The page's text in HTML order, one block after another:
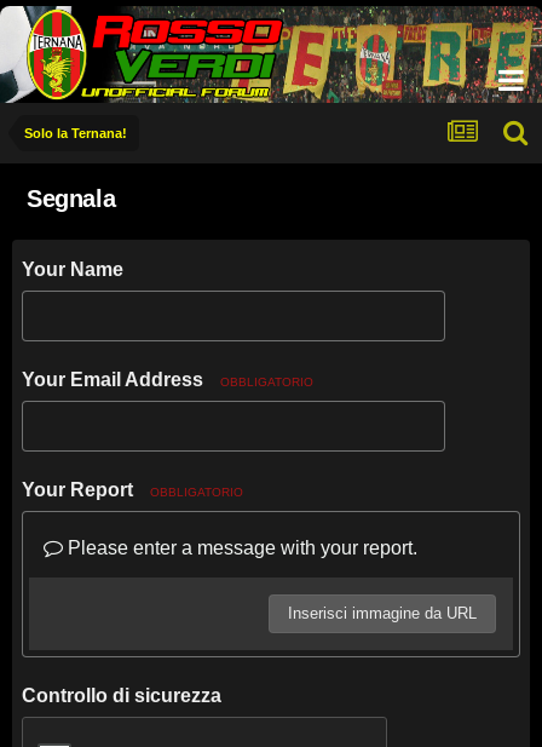
Solo la Ternana!
Segnala
Your Name
Your Email Address OBBLIGATORIO
Your Report OBBLIGATORIO
Please enter a message with your report.
Inserisci immagine da URL
Controllo di sicurezza